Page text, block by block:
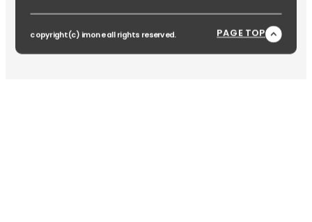
copyright(c) imone all rights reserved. PAGE TOP